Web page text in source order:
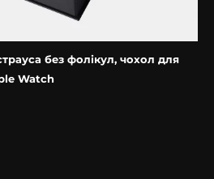
без фолікул, чохол для
Watch